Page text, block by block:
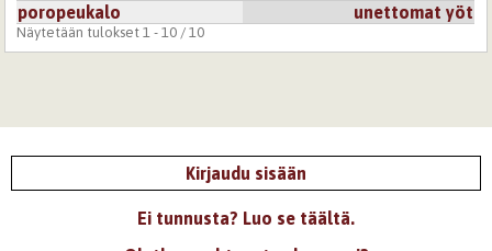
poropeukalo
unettomat yöt
Näytetään tulokset 1 - 10 / 10
Kirjaudu sisään
Ei tunnusta? Luo se täältä.